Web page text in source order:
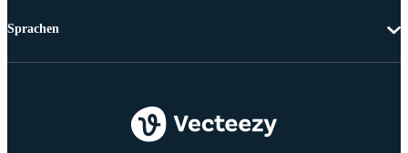
Sprachen